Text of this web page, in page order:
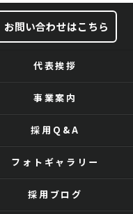
お問い合わせはこちら
代表挨拶
事業案内
採用Q&A
フォトギャラリー
採用ブログ